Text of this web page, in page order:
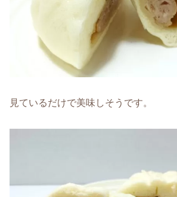
見ているだけで美味しそうです。